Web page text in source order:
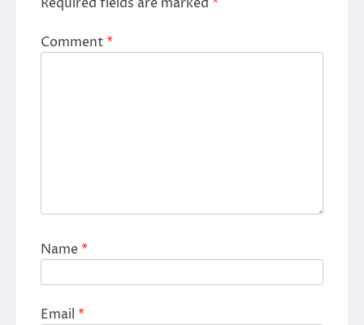
Comment*
Name*
Email *